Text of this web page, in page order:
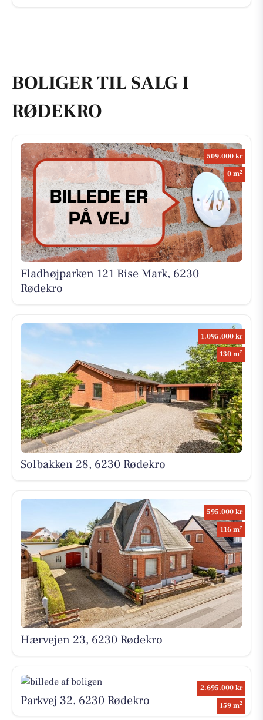
BOLIGER TIL SALG I
RØDEKRO
509.000 kr
0 m2
Fladhøjparken 121 Rise Mark, 6230
Rødekro
1.095.000 kr
130 m2
Solbakken 28, 6230 Rødekro
595.000 kr
116 m2
Hærvejen 23, 6230 Rødekro
2.695.000 kr
159 m2
Parkvej 32, 6230 Rødekro